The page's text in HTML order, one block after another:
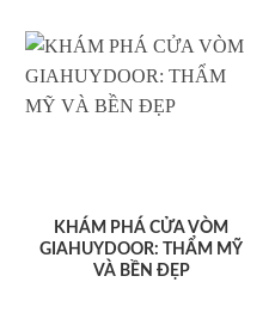
KHÁM PHÁ CỬA VÒM
GIAHUYDOOR: THẨM MỸ
VÀ BỀN ĐẸP